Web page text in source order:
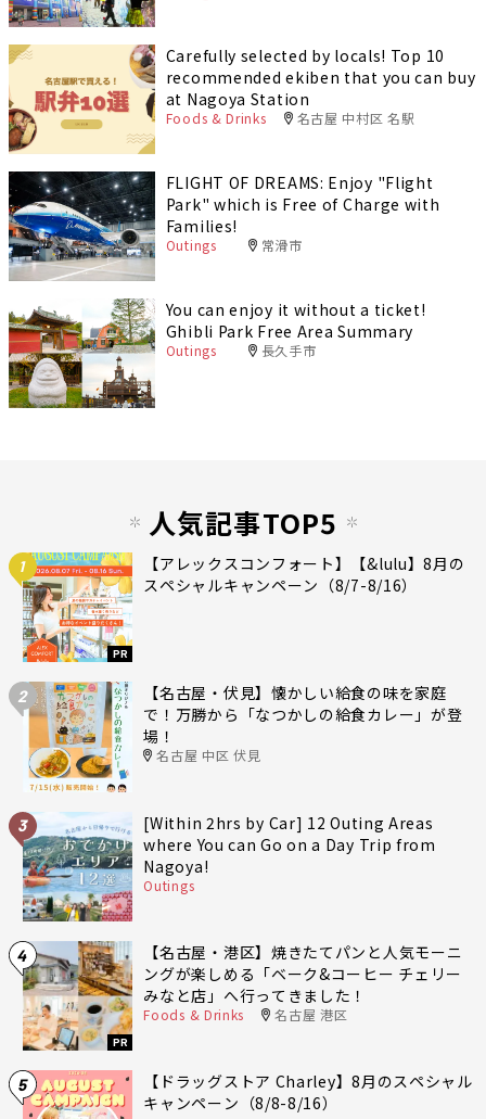
Carefully selected by locals! Top 10
recommended ekiben that you can buy
at Nagoya Station
Foods & Drinks 名古屋 中村区 名駅
FLIGHT OF DREAMS: Enjoy "Flight
Park" which is Free of Charge with
Families!
Outings 常滑市
You can enjoy it without a ticket!
Ghibli Park Free Area Summary
Outings 長久手市
人気記事TOP5
1
PR
【アレックスコンフォート】【&lulu】8月の
スペシャルキャンペーン（8/7-8/16）
2
【名古屋・伏見】懐かしい給食の味を家庭
で！万勝から「なつかしの給食カレー」が登
場！
名古屋 中区 伏見
3
[Within 2hrs by Car] 12 Outing Areas
where You can Go on a Day Trip from
Nagoya!
Outings
4
PR
【名古屋・港区】焼きたてパンと人気モーニ
ングが楽しめる「ベーク&コーヒー チェリー
みなと店」へ行ってきました！
Foods & Drinks 名古屋 港区
5
【ドラッグストア Charley】8月のスペシャル
キャンペーン（8/8-8/16）